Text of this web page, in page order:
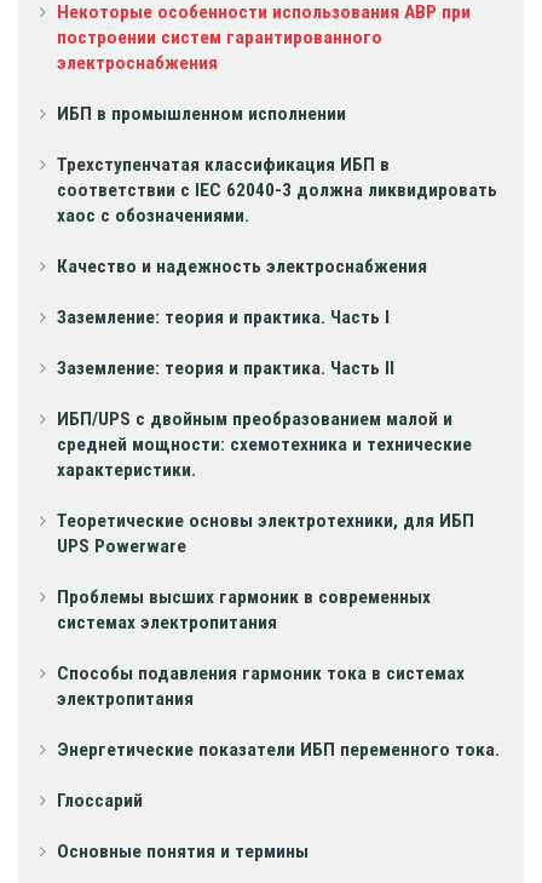
Некоторые особенности использования АВР при
построении систем гарантированного
электроснабжения
ИБП в промышленном исполнении
Трехступенчатая классификация ИБП в
соответствии с IEC 62040-3 должна ликвидировать
хаос с обозначениями.
Качество и надежность электроснабжения
Заземление: теория и практика. Часть I
Заземление: теория и практика. Часть II
ИБП/UPS с двойным преобразованием малой и
средней мощности: схемотехника и технические
характеристики.
Теоретические основы электротехники, для ИБП
UPS Powerware
Проблемы высших гармоник в современных
системах электропитания
Способы подавления гармоник тока в системах
электропитания
Энергетические показатели ИБП переменного тока.
Глоссарий
Основные понятия и термины